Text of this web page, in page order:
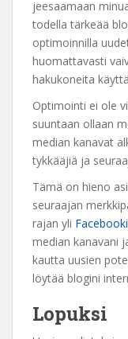
jeesaamaan
todella tärkeää
optimoinnilla
huomattavasti
hakukoneita
Optimointi ei ole
suuntaan ollaan
median kanavat
tykkääjiä ja
Tämä on hieno
seuraajan
rajan yli
median kanavani
kautta uusien
löytää blogini
Lopuksi